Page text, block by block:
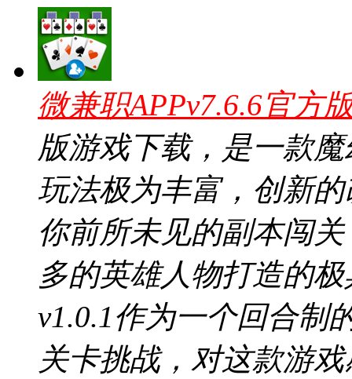
微兼职APPv7.6.6官方
版游戏下载，是一款
玩法极为丰富，创新
你前所未见的副本闯
多的英雄人物打造的
v1.0.1作为一个回合制
关卡挑战，对这款游